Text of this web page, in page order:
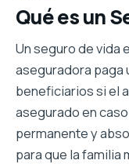
Qué es un
Un seguro de vida
aseguradora paga
beneficiarios si el
asegurado en
permanente y
para que la familia